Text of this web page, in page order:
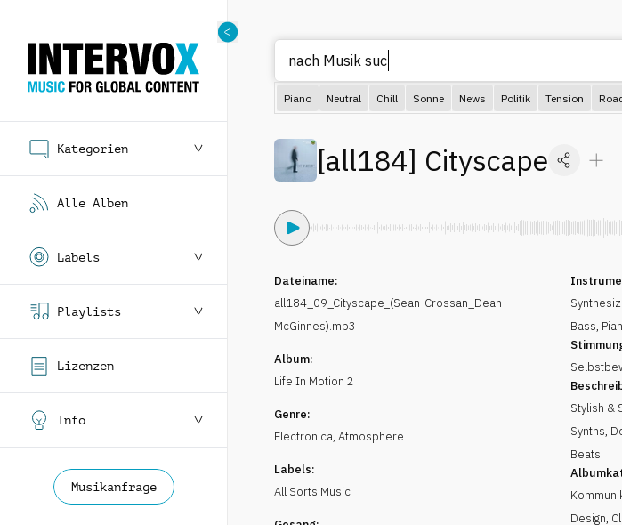
Kategorien
Alle Alben
Labels
Playlists
Lizenzen
Info
Musikanfrage
nach
Piano Neutral Chill Sonne News Politik Tension
[all184] Cityscape
Dateiname:
all184_09_Cityscape_(Sean-Crossan_Dean-
McGinnes).mp3
Album:
Life In Motion 2
Genre:
Electronica, Atmosphere
Labels:
All Sorts Music
Bass,
Stylish &
Synths,
Beats
Design,